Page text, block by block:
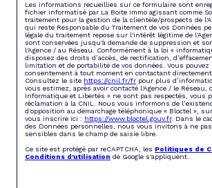
Les informations recueillies sur ce formulaire sont
fichier informatisé par La Boite Immo agissant comme
traitement pour la gestion de la clientèle/prospects de
qui reste Responsable du Traitement de vos Données
légale du traitement repose sur l'intérêt légitime de
sont conservées jusqu'à demande de suppression et
l'Agence / au Réseau. Conformément à la loi «
disposez des droits d’accès, de rectification,
limitation et de portabilité de vos données. Vous pouvez
consentement à tout moment en contactant directement
Consultez le site https://cnil.fr/fr pour plus
vous estimez, après avoir contacté l'Agence / le Réseau,
Informatique et Libertés » ne sont pas respectés, vous
réclamation à la CNIL. Nous vous informons de
d'opposition au démarchage téléphonique « Bloctel »,
vous inscrire ici : https://www.bloctel.gouv.fr. Dans le
des Données personnelles, nous vous invitons à ne
sensibles dans le champ de saisie libre.
Ce site est protégé par reCAPTCHA, les Politiques de
Conditions d'utilisation de Google s'appliquent.